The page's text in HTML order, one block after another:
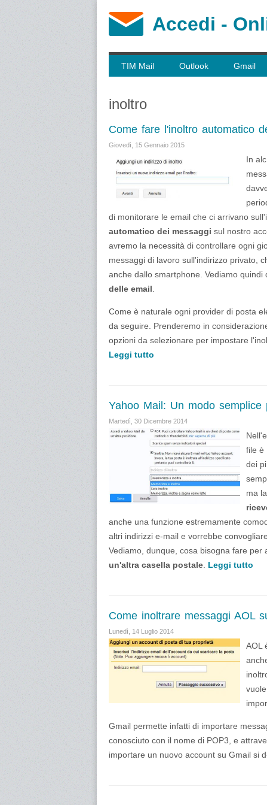
Accedi -
TIM Mail Outlook Gmail
inoltro
Come fare l'inoltro automatico
Giovedì, 15 Gennaio 2015
In
di monitorare le email che ci arrivano
automatico dei messaggi sul nostro
avremo la necessità di controllare ogni
messaggi di lavoro sull'indirizzo privato,
anche dallo smartphone. Vediamo
delle email
Come è naturale ogni provider di posta
da seguire. Prenderemo in
opzioni da selezionare per impostare
Leggi tutto
Yahoo Mail: Un modo
Martedì, 30 Dicembre 2014
file è
dei
ma
anche una funzione estremamente
altri indirizzi e-mail e vorrebbe
Vediamo, dunque, cosa bisogna fare per
un'altra casella postale Leggi tutto
Come inoltrare messaggi AOL
Lunedì, 14 Luglio 2014
AOL
Gmail permette infatti di importare
conosciuto con il nome di POP3, e
importare un nuovo account su Gmail si